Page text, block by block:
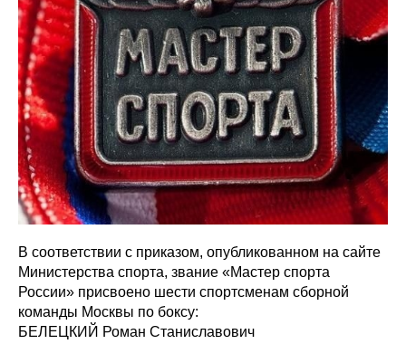
В соответствии с приказом, опубликованном на сайте
Министерства спорта, звание «Мастер спорта
России» присвоено шести спортсменам сборной
команды Москвы по боксу:
БЕЛЕЦКИЙ Роман Станиславович